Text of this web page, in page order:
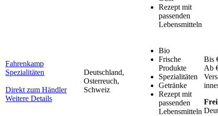
Rezept mit
passenden
Lebensmitteln
Fahrenkamp
Spezialitäten
Direkt zum Händler
Weitere Details
Deutschland,
Osterreuch,
Schweiz
Bio
Frische
Produkte
Spezialitäten
Getränke
Rezept mit
passenden
Lebensmitteln
Bis
Ab